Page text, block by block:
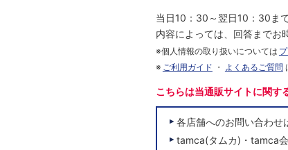
当日10：30～翌日10：30ま
内容によっては、回答までお
※個人情報の取り扱いについては
※ ご利用ガイド ・ よくあるご質問
こちらは当通販サイトに関す
各店舗へのお問い合わ
tamca(タムカ)・tamca